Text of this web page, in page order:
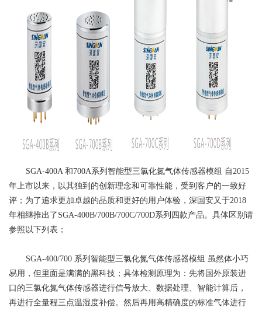
SGA-400A 和700A系列智能型三氯化氮气体传感器模组 自2015
年上市以来，以其独到的创新理念和可靠性能，受到客户的一致好
评；为了追求更加卓越的品质和更好的用户体验，深国安又于2018
年相继推出了SGA-400B/700B/700C/700D系列四款产品。具体区别请
参照以下列表；
SGA-400/700 系列智能型三氯化氮气体传感器模组 虽然体小巧
易用，但里面是满满的黑科技；具体检测原理为：先将国外原装进
口的三氯化氮气体传感器进行信号放大、数据处理、智能计算后，
再进行全量程三点温湿度补偿。然后再用高精确度的标准气体进行